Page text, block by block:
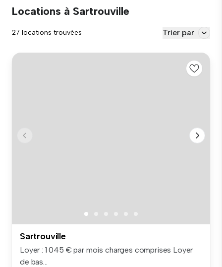
Locations à Sartrouville
27 locations trouvées Trier par
Sartrouville
Loyer : 1 045 € par mois charges comprises Loyer
de bas...